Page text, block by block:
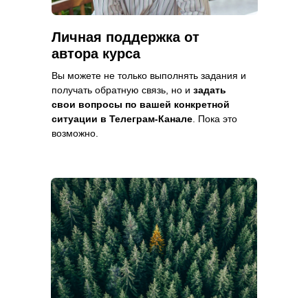
Личная поддержка от
автора курса
Вы можете не только выполнять задания и
получать обратную связь, но и задать
свои вопросы по вашей конкретной
ситуации в Телеграм-Канале . Пока это
возможно.